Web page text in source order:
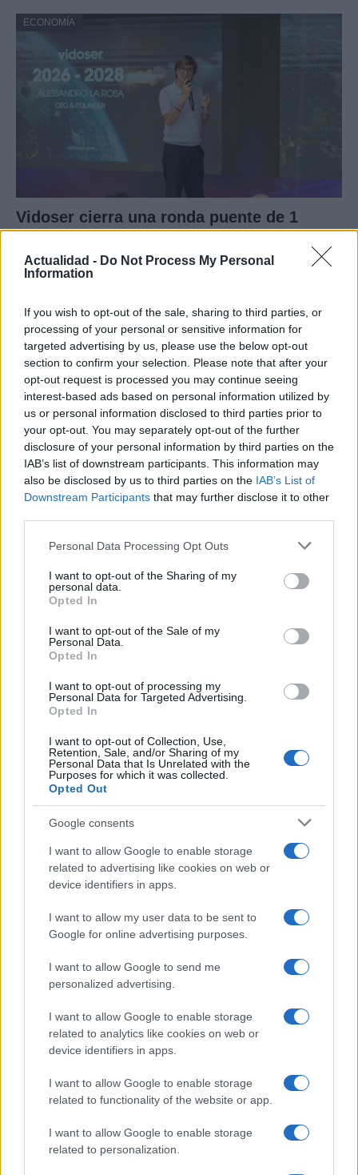
Actualidad - Do Not Process My Personal
Information
If you wish to opt-out of the sale, sharing to third parties, or
processing of your personal or sensitive information for
targeted advertising by us, please use the below opt-out
section to confirm your selection. Please note that after your
opt-out request is processed you may continue seeing
interest-based ads based on personal information utilized by
us or personal information disclosed to third parties prior to
your opt-out. You may separately opt-out of the further
disclosure of your personal information by third parties on the
IAB’s list of downstream participants. This information may
also be disclosed by us to third parties on the IAB’s List of
Downstream Participants that may further disclose it to other
Please note that this website/app uses one or more Google
not limited to your visit or usage behaviour. You may click to
grant or deny consent to Google and its third-party tags to
use your data for below specified purposes in below Google
consent section.
Personal Data Processing Opt Outs
I want to opt-out of the Sharing of my
personal data.
Opted In
I want to opt-out of the Sale of my
Personal Data.
Opted In
I want to opt-out of processing my
Personal Data for Targeted Advertising.
Opted In
I want to opt-out of Collection, Use,
Retention, Sale, and/or Sharing of my
Personal Data that Is Unrelated with the
Purposes for which it was collected.
Opted Out
Google consents
I want to allow Google to enable storage
related to advertising like cookies on web or
device identifiers in apps.
I want to allow my user data to be sent to
Google for online advertising purposes.
I want to allow Google to send me
personalized advertising.
I want to allow Google to enable storage
related to analytics like cookies on web or
device identifiers in apps.
I want to allow Google to enable storage
related to functionality of the website or app.
I want to allow Google to enable storage
related to personalization.
ECONOMÍA
Vidoser cierra una ronda puente de 1
euros de ARR en el primer semestre de
2026 y lanza su plataforma de Creator
Marketing en España
Vidoser, la marca internacional de go-to-market de
CreationDose,…
ECONOMÍA
Cómo medir la productividad por hora
Explora la productividad desde diferentes ángulos y su…
ECONOMÍA
La tasa de desempleo en España baja al
encima de la media UE